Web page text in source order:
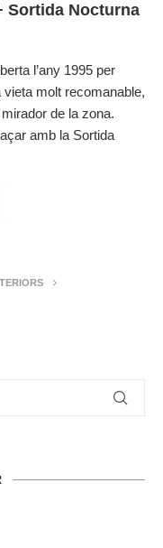
Sortida Nocturna
l’any 1995 per
molt recomanable,
de la zona.
amb la Sortida